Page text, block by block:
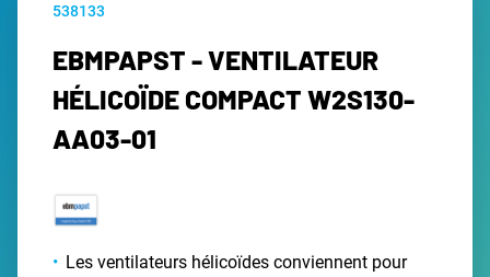
538133
EBMPAPST - VENTILATEUR
HÉLICOÏDE COMPACT W2S130-
AA03-01
Les ventilateurs hélicoïdes conviennent pour